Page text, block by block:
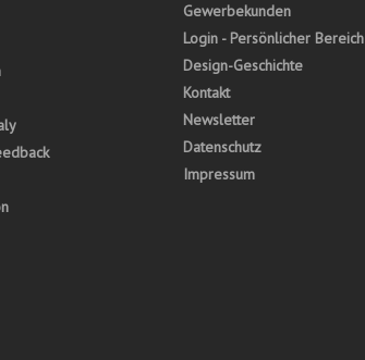
Gewerbekunden
Login - Persönlicher Bereich
Design-Geschichte
Kontakt
Newsletter
Datenschutz
Impressum